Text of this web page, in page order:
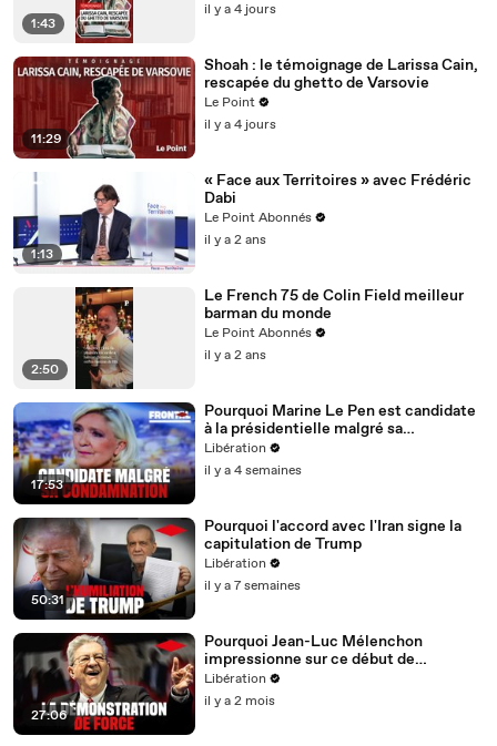
1:43
il y a 4 jours
11:29
Shoah : le témoignage de Larissa Cain,
rescapée du ghetto de Varsovie
Le Point
il y a 4 jours
1:13
« Face aux Territoires » avec Frédéric
Dabi
Le Point Abonnés
il y a 2 ans
2:50
Le French 75 de Colin Field meilleur
barman du monde
Le Point Abonnés
il y a 2 ans
17:53
Pourquoi Marine Le Pen est candidate
à la présidentielle malgré sa
condamnation
Libération
il y a 4 semaines
50:31
Pourquoi l'accord avec l'Iran signe la
capitulation de Trump
Libération
il y a 7 semaines
27:06
Pourquoi Jean-Luc Mélenchon
impressionne sur ce début de
campagne présidentielle
Libération
il y a 2 mois